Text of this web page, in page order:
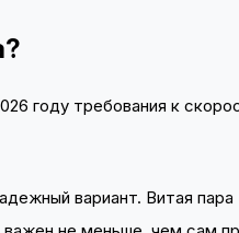
году требования к
вариант. Витая